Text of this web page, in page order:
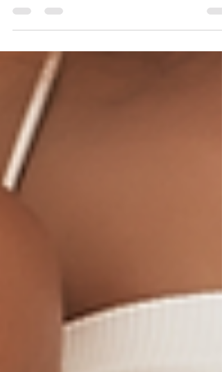
natural y seguro reside en los